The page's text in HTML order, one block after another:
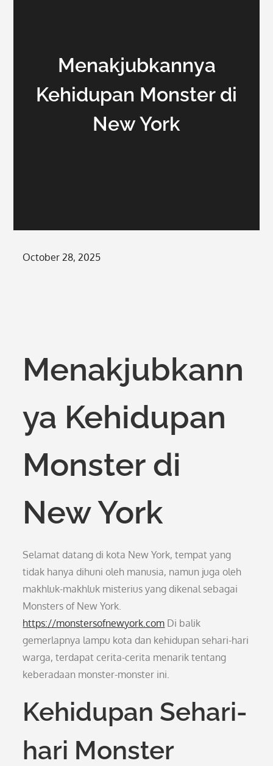
Menakjubkannya
Kehidupan Monster di
New York
Posted
October 28, 2025
Menakjubkann
ya Kehidupan
Monster di
New York
Selamat datang di kota New York, tempat yang
tidak hanya dihuni oleh manusia, namun juga oleh
makhluk-makhluk misterius yang dikenal sebagai
Monsters of New York.
https://monstersofnewyork.com Di balik
gemerlapnya lampu kota dan kehidupan sehari-hari
warga, terdapat cerita-cerita menarik tentang
keberadaan monster-monster ini.
Kehidupan Sehari-
hari Monster